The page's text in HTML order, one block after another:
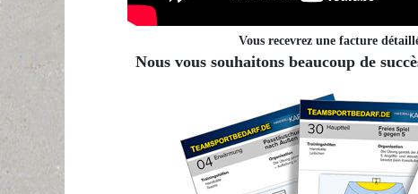
Vous recevrez une facture
Nous vous souhaitons beaucoup de